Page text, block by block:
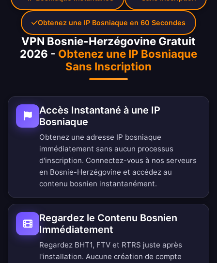
VPN Bosnie-Herzégovine Gratuit
2026 - Obtenez une IP Bosniaque
Sans Inscription
Accès Instantané à une IP
Bosniaque
Obtenez une adresse IP bosniaque
immédiatement sans aucun processus
d'inscription. Connectez-vous à nos serveurs
en Bosnie-Herzégovine et accédez au
contenu bosnien instantanément.
Regardez le Contenu Bosnien
Immédiatement
Regardez BHT1, FTV et RTRS juste après
l'installation. Aucune création de compte
Obtenez une IP Bosniaque en 60 Secondes